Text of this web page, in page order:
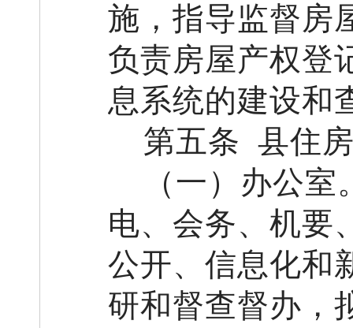
施，指导监督房
负责房屋产权登
息系统的建设和
第五条 县住
（一）办公室
电、 会务、 机要
公开、 信息化和
研和督查督办 ，